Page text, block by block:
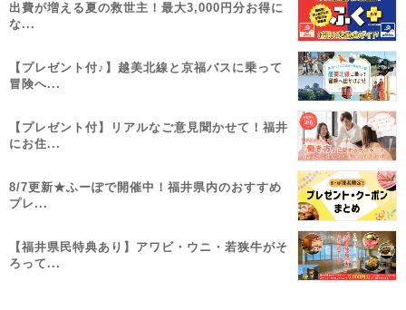
出費が増える夏の救世主！最大3,000円分お得に
な...
【プレゼント付♪】越美北線と京福バスに乗って
冒険へ...
【プレゼント付】リアルなご意見聞かせて！福井
にお住...
8/7更新★ふーぽで開催中！福井県内のおすすめ
プレ...
【福井県民特典あり】アワビ・ウニ・若狭牛がそ
ろって...